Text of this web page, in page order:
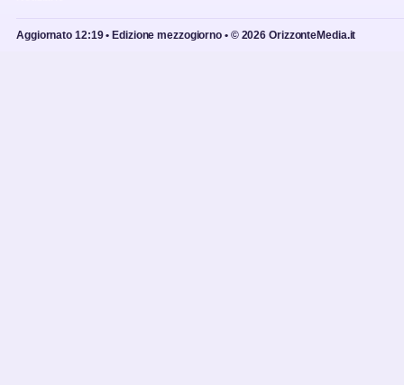
Aggiornato 12:19 • Edizione mezzogiorno • © 2026 OrizzonteMedia.it